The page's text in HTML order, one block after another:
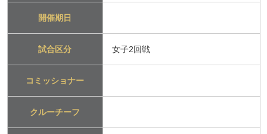
開催期日
試合区分 女子2回戦
コミッショナー
クルーチーフ